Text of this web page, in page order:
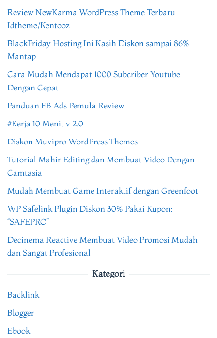
Review NewKarma WordPress Theme Terbaru
Idtheme/Kentooz
BlackFriday Hosting Ini Kasih Diskon sampai 86%
Mantap
Cara Mudah Mendapat 1000 Subcriber Youtube
Dengan Cepat
Panduan FB Ads Pemula Review
#Kerja 10 Menit v 2.0
Diskon Muvipro WordPress Themes
Tutorial Mahir Editing dan Membuat Video Dengan
Camtasia
Mudah Membuat Game Interaktif dengan Greenfoot
WP Safelink Plugin Diskon 30% Pakai Kupon:
“SAFEPRO”
Decinema Reactive Membuat Video Promosi Mudah
dan Sangat Profesional
Kategori
Backlink
Blogger
Ebook